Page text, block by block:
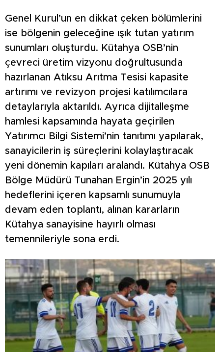
Genel Kurul’un en dikkat çeken bölümlerini
ise bölgenin geleceğine ışık tutan yatırım
sunumları oluşturdu. Kütahya OSB’nin
çevreci üretim vizyonu doğrultusunda
hazırlanan Atıksu Arıtma Tesisi kapasite
artırımı ve revizyon projesi katılımcılara
detaylarıyla aktarıldı. Ayrıca dijitalleşme
hamlesi kapsamında hayata geçirilen
Yatırımcı Bilgi Sistemi’nin tanıtımı yapılarak,
sanayicilerin iş süreçlerini kolaylaştıracak
yeni dönemin kapıları aralandı. Kütahya OSB
Bölge Müdürü Tunahan Ergin’in 2025 yılı
hedeflerini içeren kapsamlı sunumuyla
devam eden toplantı, alınan kararların
Kütahya sanayisine hayırlı olması
temennileriyle sona erdi.